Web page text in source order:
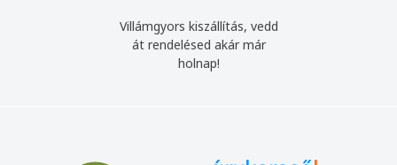
Villámgyors kiszállítás, vedd
át rendelésed akár már
holnap!